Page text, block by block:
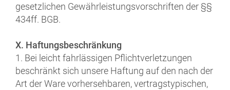
gesetzlichen Gewährleistungsvorschriften der §§
434ff. BGB.
X. Haftungsbeschränkung
1. Bei leicht fahrlässigen Pflichtverletzungen
beschränkt sich unsere Haftung auf den nach der
Art der Ware vorhersehbaren, vertragstypischen,